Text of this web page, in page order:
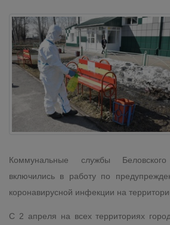
Коммунальные службы Беловского
включились в работу по
коронавирусной инфекции на
С 2 апреля на всех территориях